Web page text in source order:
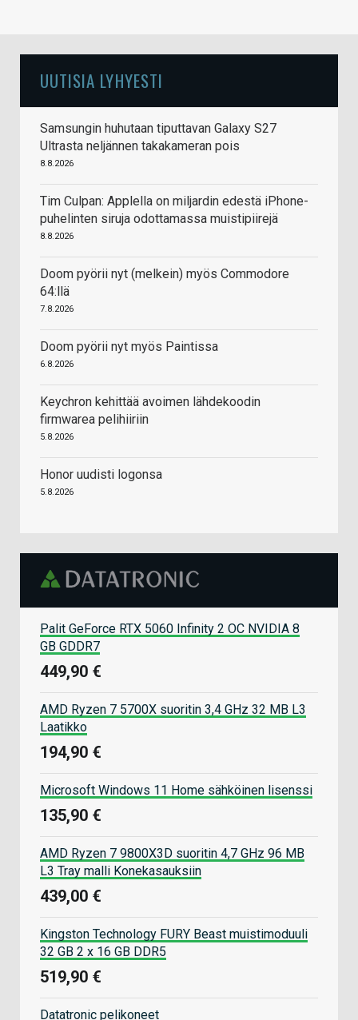
UUTISIA LYHYESTI
Samsungin huhutaan tiputtavan Galaxy S27
Ultrasta neljännen takakameran pois
8.8.2026
Tim Culpan: Applella on miljardin edestä iPhone-
puhelinten siruja odottamassa muistipiirejä
8.8.2026
Doom pyörii nyt (melkein) myös Commodore
64:llä
7.8.2026
Doom pyörii nyt myös Paintissa
6.8.2026
Keychron kehittää avoimen lähdekoodin
firmwarea pelihiiriin
5.8.2026
Honor uudisti logonsa
5.8.2026
Palit GeForce RTX 5060 Infinity 2 OC NVIDIA 8
GB GDDR7
449,90 €
AMD Ryzen 7 5700X suoritin 3,4 GHz 32 MB L3
Laatikko
194,90 €
Microsoft Windows 11 Home sähköinen lisenssi
135,90 €
AMD Ryzen 7 9800X3D suoritin 4,7 GHz 96 MB
L3 Tray malli Konekasauksiin
439,00 €
Kingston Technology FURY Beast muistimoduuli
32 GB 2 x 16 GB DDR5
519,90 €
Datatronic pelikoneet